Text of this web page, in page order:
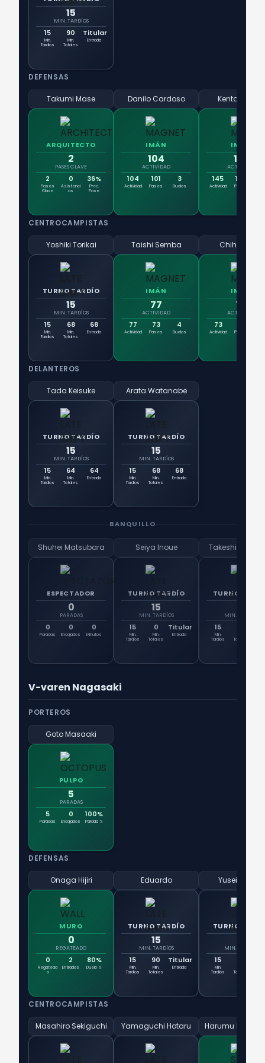
15
MIN. TARDÍOS
15
Min.
Tardíos
90
Min.
Totales
Titular
Entrada
DEFENSAS
Takumi Mase
ARQUITECTO
2
PASES CLAVE
2
Pases
Clave
0
Asistenci
as
36%
Prec.
Pase
Danilo Cardoso
IMÁN
104
ACTIVIDAD
104
Actividad
101
Pases
3
Duelos
Kenta Itakura
IMÁN
145
ACTIVIDAD
145
Actividad
140
Pases
CENTROCAMPISTAS
Yoshiki Torikai
TURNO TARDÍO
15
MIN. TARDÍOS
15
Min.
Tardíos
68
Min.
Totales
68
Entrada
Taishi Semba
IMÁN
77
ACTIVIDAD
77
Actividad
73
Pases
4
Duelos
Chihiro Kato
IMÁN
73
ACTIVIDAD
73
Actividad Pases
DELANTEROS
Tada Keisuke
TURNO TARDÍO
15
MIN. TARDÍOS
15
Min.
Tardíos
64
Min.
Totales
64
Entrada
Arata Watanabe
TURNO TARDÍO
15
MIN. TARDÍOS
15
Min.
Tardíos
68
Min.
Totales
68
Entrada
BANQUILLO
Shuhei Matsubara
ESPECTADOR
0
PARADAS
0
Paradas
0
Encajados
0
Minutos
Seiya Inoue
TURNO TARDÍO
15
MIN. TARDÍOS
15
Min.
Tardíos
0
Min.
Totales
Titular
Entrada
Takeshi
TURNO
MIN. TARDÍOS
15
Min.
Tardíos
Totales
V-varen Nagasaki
PORTEROS
Goto Masaaki
PULPO
5
PARADAS
5
Paradas
0
Encajados
100%
Parada %
DEFENSAS
Onaga Hijiri
MURO
0
REGATEADO
0
Regatead
o
2
Entradas
80%
Duelo %
Eduardo
TURNO TARDÍO
15
MIN. TARDÍOS
15
Min.
Tardíos
90
Min.
Totales
Titular
Entrada
Yusei Egawa
TURNO
MIN. TARDÍOS
15
Min.
Tardíos
Totales
CENTROCAMPISTAS
Masahiro Sekiguchi Yamaguchi Hotaru Harumu